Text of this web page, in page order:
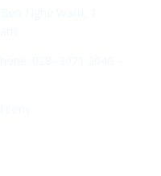
Nghe Ward, 1